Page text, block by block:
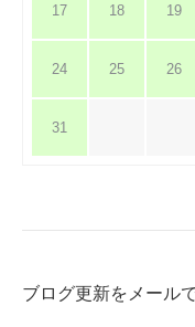
17 18 19
24 25 26
31
ブログ更新をメール